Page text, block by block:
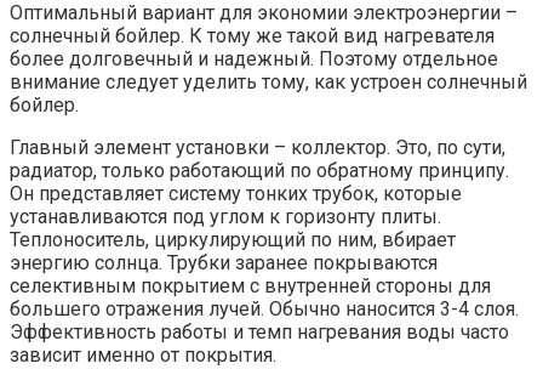
Оптимальный вариант для экономии электроэнергии –
солнечный бойлер. К тому же такой вид нагревателя
более долговечный и надежный. Поэтому отдельное
внимание следует уделить тому, как устроен солнечный
бойлер.
Главный элемент установки – коллектор. Это, по сути,
радиатор, только работающий по обратному принципу.
Он представляет систему тонких трубок, которые
устанавливаются под углом к горизонту плиты.
Теплоноситель, циркулирующий по ним, вбирает
энергию солнца. Трубки заранее покрываются
селективным покрытием с внутренней стороны для
большего отражения лучей. Обычно наносится 3-4 слоя.
Эффективность работы и темп нагревания воды часто
зависит именно от покрытия.